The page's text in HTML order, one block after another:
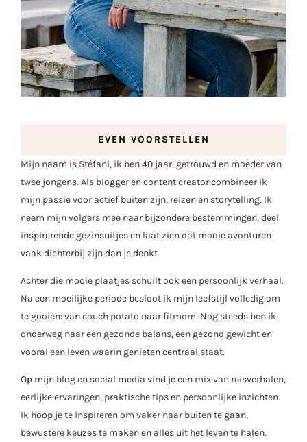
EVEN VOORSTELLEN
Mijn naam is Stéfani, ik ben 40 jaar, getrouwd en moeder van
twee jongens. Als blogger en content creator combineer ik
mijn passie voor actief buiten zijn, reizen en storytelling. Ik
neem mijn volgers mee naar bijzondere bestemmingen, deel
inspirerende gezinsuitjes en laat zien dat mooie avonturen
vaak dichterbij zijn dan je denkt.
Achter die mooie plaatjes schuilt ook een persoonlijk verhaal.
Na een moeilijke periode besloot ik mijn leefstijl volledig om
te gooien: van couch potato naar fitmom. Nog steeds ben ik
onderweg naar een gezonde balans, een gezond gewicht en
vooral een leven waarin genieten centraal staat.
Op mijn blog en social media vind je een mix van reisverhalen,
eerlijke ervaringen, praktische tips en persoonlijke inzichten.
Ik hoop je te inspireren om vaker naar buiten te gaan,
bewustere keuzes te maken en alles uit het leven te halen.